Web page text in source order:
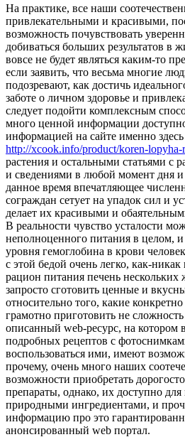
На практике, все наши
привлекательными и красивыми,
возможность почувствовать
добиваться больших результатов в
вовсе не будет являться каким-то
если заявить, что весьма многие
подозревают, как достичь
заботе о личном здоровье и
следует подойти комплексным
много ценной информации
информацией на сайте именно здесь
http://xcook.info/product/koren-lopyha-
растения и остальными статьями с
и сведениями в любой момент дня
данное время впечатляющее
сограждан сетует на упадок сил и
делает их красивыми и
В реальности чувство усталости
неполноценного питания в целом,
уровня гемоглобина в крови
с этой бедой очень легко, как-никак
рацион питания печень нескольких
запросто сготовить ценные и
относительно того, какие
грамотно приготовить не
описанный web-ресурс, на котором
подробных рецептов с
воспользоваться ими, имеют
прочему, очень много наших
возможности приобретать
препараты, однако, их доступно для
природными ингредиентами, и
информацию про это
анонсированный web портал.